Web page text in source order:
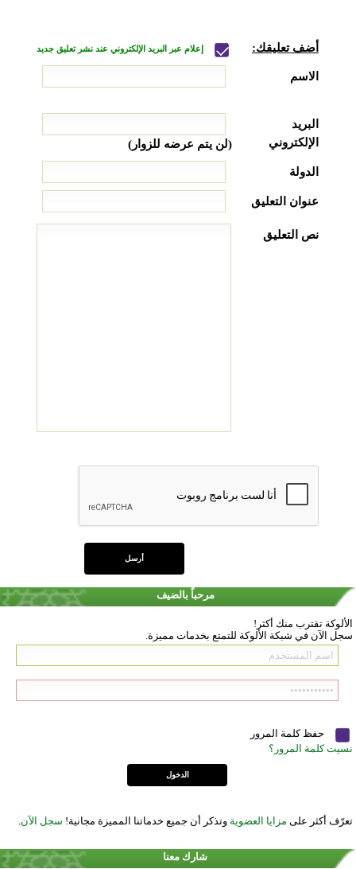
أضف تعليقك: إعلام عبر البريد الإلكتروني عند نشر تعليق جديد
الاسم
البريد
الإلكتروني
(لن يتم عرضه للزوار)
الدولة
عنوان التعليق
نص التعليق
مرحباً بالضيف
الألوكة تقترب منك أكثر!
سجل الآن في شبكة الألوكة للتمتع بخدمات مميزة.
حفظ كلمة المرور
نسيت كلمة المرور؟
تعرّف أكثر على مزايا العضوية وتذكر أن جميع خدماتنا المميزة مجانية! سجل الآن
شارك معنا